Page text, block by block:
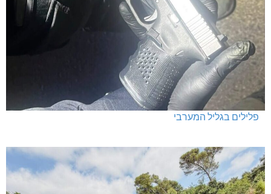
פלילים בגליל המערבי